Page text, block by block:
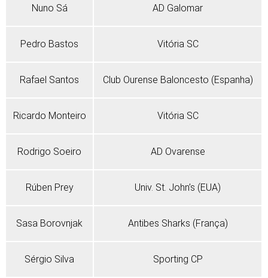
Nuno Sá AD Galomar
Pedro Bastos Vitória SC
Rafael Santos Club Ourense Baloncesto (Espanha)
Ricardo Monteiro Vitória SC
Rodrigo Soeiro AD Ovarense
Rúben Prey Univ. St. John’s (EUA)
Sasa Borovnjak Antibes Sharks (França)
Sérgio Silva Sporting CP